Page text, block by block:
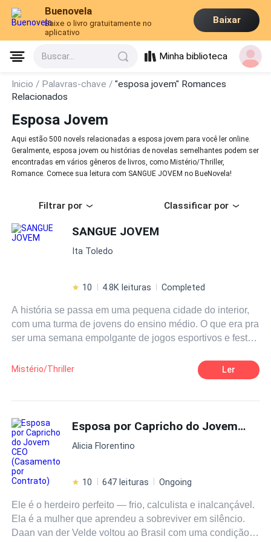
Buenovela
Baixe o livro gratuitamente no
aplicativo
Baixar
Buscar... Minha biblioteca
Inicio / Palavras-chave /"esposa jovem" Romances
Relacionados
Esposa Jovem
Aqui estão 500 novels relacionadas a esposa jovem para você ler online.
Geralmente, esposa jovem ou histórias de novelas semelhantes podem ser
encontradas em vários gêneros de livros, como Mistério/Thriller,
Romance. Comece sua leitura com SANGUE JOVEM no BueNovela!
Filtrar por Classificar por
SANGUE JOVEM
Ita Toledo
10 4.8K leituras Completed
A história se passa em uma pequena cidade do interior,
com uma turma de jovens do ensino médio. O que era pra
ser uma semana empolgante de jogos esportivos e festas
assassinatos sobrenaturais, intensa investigação
Mistério/Thriller Ler
Esposa por Capricho do Jovem CEO (Casamento por Contrato)
Alicia Florentino
10 647 leituras Ongoing
Ele é o herdeiro perfeito — frio, calculista e inalcançável.
Ela é a mulher que aprendeu a sobreviver em silêncio.
Daan van der Velde voltou ao Brasil com uma condição: